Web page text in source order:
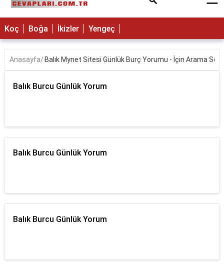
×
Koç Boğa İkizler Yengeç
Anasayfa Balık Mynet Sitesi Günlük Burç Yorumu - İçin Arama
Balık Burcu Günlük Yorum
Balık Burcu Günlük Yorum
Balık Burcu Günlük Yorum